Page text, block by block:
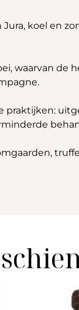
koel en
waarvan
praktijken: